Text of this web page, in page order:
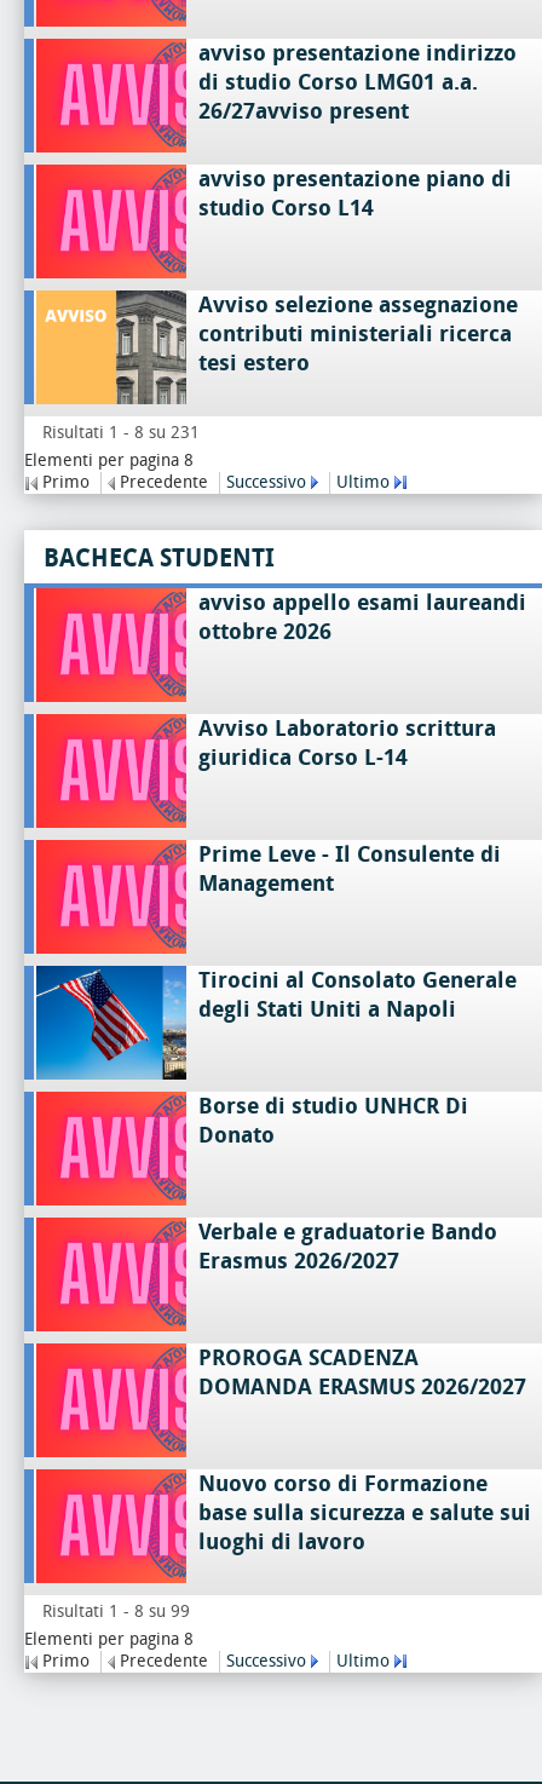
avviso presentazione indirizzo
di studio Corso LMG01 a.a.
26/27avviso present
avviso presentazione piano di
studio Corso L14
Avviso selezione assegnazione
contributi ministeriali ricerca
tesi estero
Risultati 1 - 8 su 231
Elementi per pagina 8
Primo
Precedente Successivo Ultimo
BACHECA STUDENTI
avviso appello esami laureandi
ottobre 2026
Avviso Laboratorio scrittura
giuridica Corso L-14
Prime Leve - Il Consulente di
Management
Tirocini al Consolato Generale
degli Stati Uniti a Napoli
Borse di studio UNHCR Di
Donato
Verbale e graduatorie Bando
Erasmus 2026/2027
PROROGA SCADENZA
DOMANDA ERASMUS 2026/2027
Nuovo corso di Formazione
base sulla sicurezza e salute sui
luoghi di lavoro
Risultati 1 - 8 su 99
Elementi per pagina 8
Primo
Precedente Successivo Ultimo